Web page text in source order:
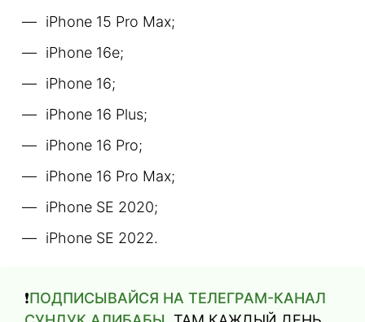
iPhone 15 Pro Max;
iPhone 16e;
iPhone 16;
iPhone 16 Plus;
iPhone 16 Pro;
iPhone 16 Pro Max;
iPhone SE 2020;
iPhone SE 2022.
❗️ПОДПИСЫВАЙСЯ НА ТЕЛЕГРАМ-КАНАЛ